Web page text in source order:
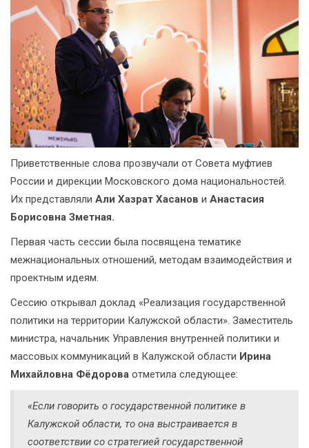
Приветственные слова прозвучали от Совета муфтиев
России и дирекции Московского дома национальностей.
Их представляли Али Хазрат Хасанов и Анастасия
Борисовна Зметная.
Первая часть сессии была посвящена тематике
межнациональных отношений, методам взаимодействия и
проектным идеям.
Сессию открывал доклад «Реализация государственной
политики на территории Калужской области». Заместитель
министра, начальник Управления внутренней политики и
массовых коммуникаций в Калужской области Ирина
Михайловна Фёдорова отметила следующее:
«Если говорить о государственной политике в
Калужской области, то она выстраивается в
соответствии со стратегией государственной